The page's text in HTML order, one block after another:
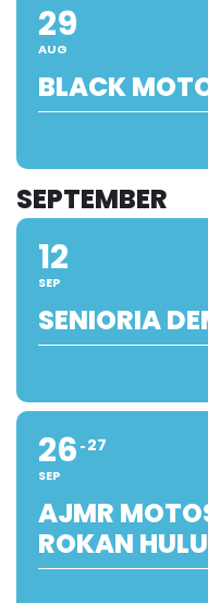
29
AUG
BLACK
SEPTEMBER
12
SEP
SENIORIA
26
SEP
27
AJMR
ROKAN